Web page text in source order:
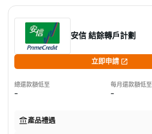
安信 結餘轉戶計劃
立即申請 
總還款額低至
-
每月還款額低至
-
產品禮遇